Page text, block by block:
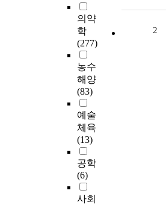
의약
학
(277)
농수
해양
(83)
예술
체육
(13)
공학
(6)
사회
2